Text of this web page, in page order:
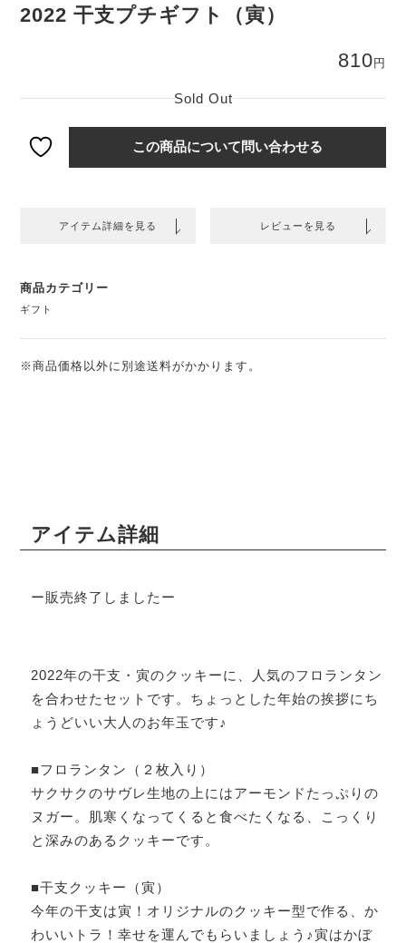
2022 干支プチギフト（寅）
810 円
Sold Out
この商品について問い合わせる
アイテム詳細を見る レビューを見る
商品カテゴリー
ギフト
※商品価格以外に別途送料がかかります。
アイテム詳細
ー販売終了しましたー
2022年の干支・寅のクッキーに、人気のフロランタン
を合わせたセットです。ちょっとした年始の挨拶にち
ょうどいい大人のお年玉です♪
■フロランタン（２枚入り）
サクサクのサヴレ生地の上にはアーモンドたっぷりの
ヌガー。肌寒くなってくると食べたくなる、こっくり
と深みのあるクッキーです。
■干支クッキー（寅）
今年の干支は寅！オリジナルのクッキー型で作る、か
わいいトラ！幸せを運んでもらいましょう♪寅はかぼ